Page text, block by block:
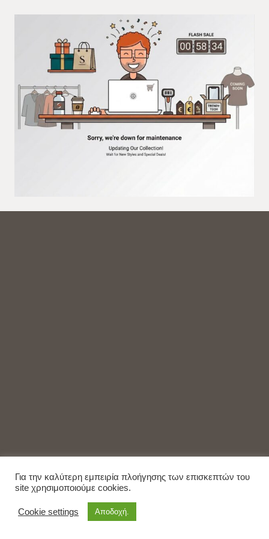
Για την καλύτερη εμπειρία πλοήγησης των επισκεπτών του
site χρησιμοποιούμε cookies.
Cookie settings Αποδοχή.